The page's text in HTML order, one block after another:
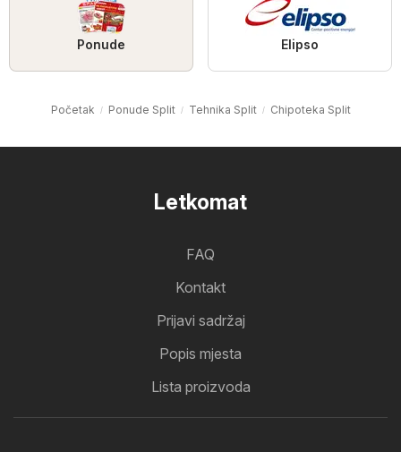
Ponude Elipso
Početak Ponude Split Tehnika Split Chipoteka Split
Letkomat
FAQ
Kontakt
Prijavi sadržaj
Popis mjesta
Lista proizvoda